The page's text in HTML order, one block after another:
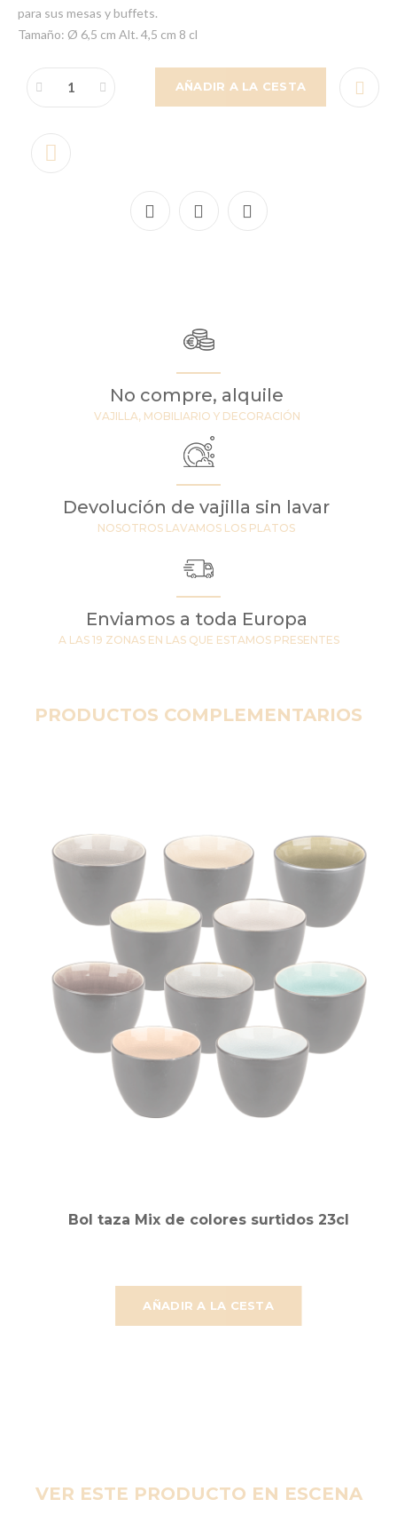
para sus mesas y buffets.
Tamaño: Ø 6,5 cm Alt. 4,5 cm 8 cl
AÑADIR A LA CESTA
No compre, alquile
VAJILLA, MOBILIARIO Y DECORACIÓN
Devolución de vajilla sin lavar
NOSOTROS LAVAMOS LOS PLATOS
Enviamos a toda Europa
A LAS 19 ZONAS EN LAS QUE ESTAMOS PRESENTES
PRODUCTOS COMPLEMENTARIOS
AÑADIR A LA CESTA
Bol taza Mix de colores surtidos 23cl
VER ESTE PRODUCTO EN ESCENA